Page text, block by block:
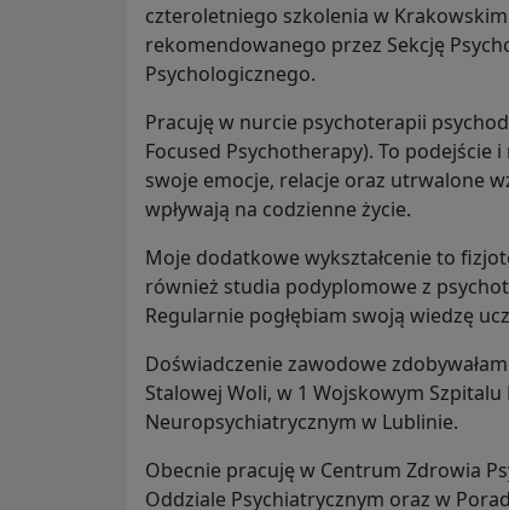
czteroletniego szkolenia w
rekomendowanego przez Sekcję
Psychologicznego.
Pracuję w nurcie psychoterapii
Focused Psychotherapy). To
swoje emocje, relacje oraz utrwalone
wpływają na codzienne życie.
Moje dodatkowe wykształcenie to
również studia podyplomowe z
Regularnie pogłębiam swoją wiedzę
Doświadczenie zawodowe
Stalowej Woli, w 1 Wojskowym
Neuropsychiatrycznym w Lublinie.
Obecnie pracuję w Centrum Zdrowia
Oddziale Psychiatrycznym oraz w